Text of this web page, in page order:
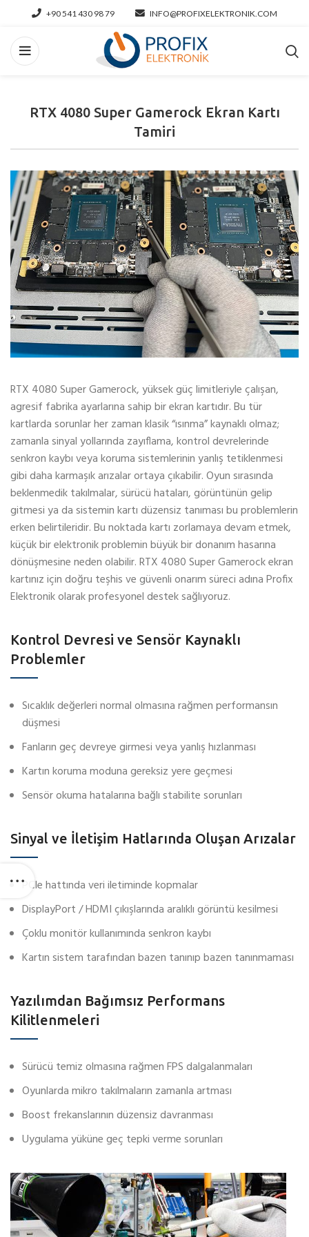
+90 541 430 98 79 INFO@PROFIXELEKTRONIK.COM
RTX 4080 Super Gamerock Ekran Kartı
Tamiri
RTX 4080 Super Gamerock, yüksek güç limitleriyle çalışan,
agresif fabrika ayarlarına sahip bir ekran kartıdır. Bu tür
kartlarda sorunlar her zaman klasik “ısınma” kaynaklı olmaz;
zamanla sinyal yollarında zayıflama, kontrol devrelerinde
senkron kaybı veya koruma sistemlerinin yanlış tetiklenmesi
gibi daha karmaşık arızalar ortaya çıkabilir. Oyun sırasında
beklenmedik takılmalar, sürücü hataları, görüntünün gelip
gitmesi ya da sistemin kartı düzensiz tanıması bu problemlerin
erken belirtileridir. Bu noktada kartı zorlamaya devam etmek,
küçük bir elektronik problemin büyük bir donanım hasarına
dönüşmesine neden olabilir. RTX 4080 Super Gamerock ekran
kartınız için doğru teşhis ve güvenli onarım süreci adına Profix
Elektronik olarak profesyonel destek sağlıyoruz.
Kontrol Devresi ve Sensör Kaynaklı
Problemler
Sıcaklık değerleri normal olmasına rağmen performansın
düşmesi
Fanların geç devreye girmesi veya yanlış hızlanması
Kartın koruma moduna gereksiz yere geçmesi
Sensör okuma hatalarına bağlı stabilite sorunları
Sinyal ve İletişim Hatlarında Oluşan Arızalar
PCIe hattında veri iletiminde kopmalar
DisplayPort / HDMI çıkışlarında aralıklı görüntü kesilmesi
Çoklu monitör kullanımında senkron kaybı
Kartın sistem tarafından bazen tanınıp bazen tanınmaması
Yazılımdan Bağımsız Performans
Kilitlenmeleri
Sürücü temiz olmasına rağmen FPS dalgalanmaları
Oyunlarda mikro takılmaların zamanla artması
Boost frekanslarının düzensiz davranması
Uygulama yüküne geç tepki verme sorunları